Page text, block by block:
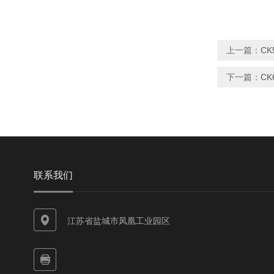
上一篇：
下一篇：
联系我们
江苏省盐城市凤凰工业园区